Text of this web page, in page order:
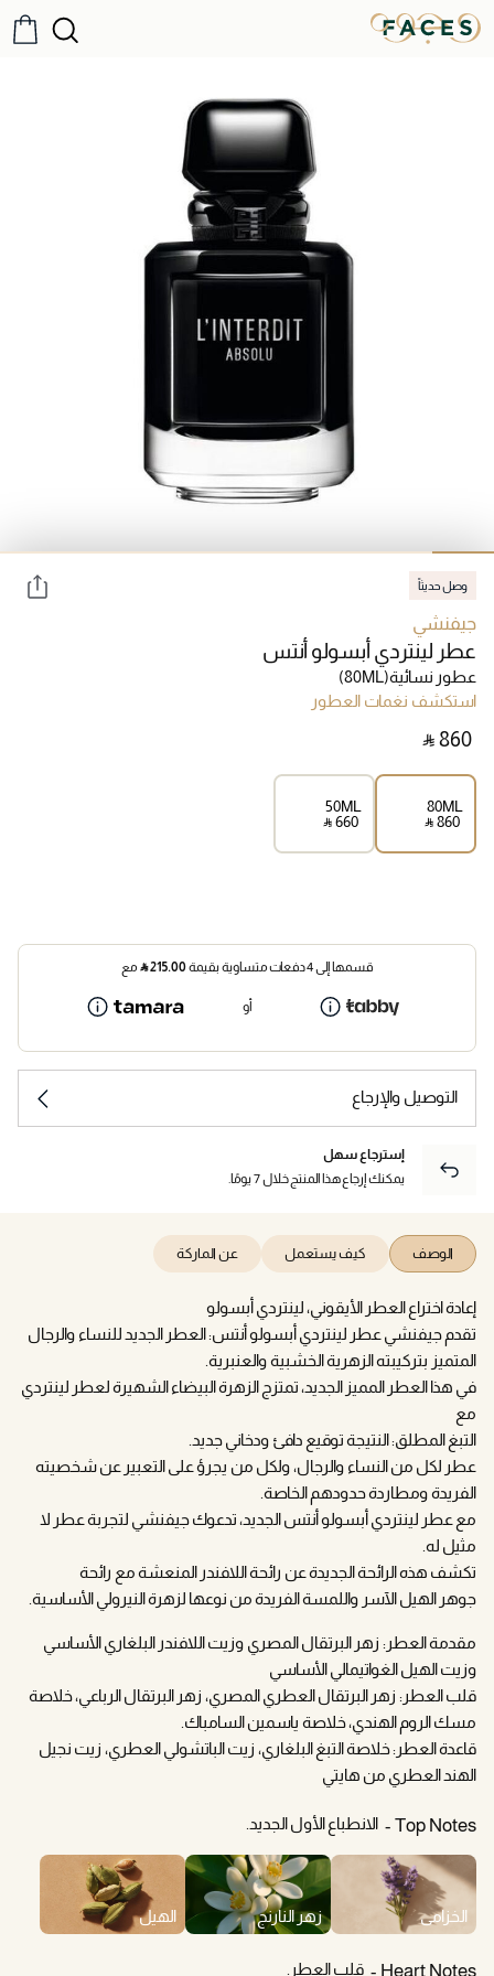
وصل حديثاً
جيفنشي
عطر لينتردي أبسولو أنتس
عطور نسائية(80ML)
استكشف نغمات العطور
‎ ⃁ ⁦860⁩ ‎
80ML
‎ ⃁ ⁦860⁩ ‎
50ML
‎ ⃁ ⁦660⁩ ‎
قسمها إلى 4 دفعات متساوية بقيمة 215.00
⃁ مع
أو
التوصيل والإرجاع
إسترجاع سهل
يمكنك إرجاع هذا المنتج خلال 7 يومًا.
الوصف كيف يستعمل عن الماركة
إعادة اختراع العطر الأيقوني، لينتردي أبسولو
تقدم جيفنشي عطر لينتردي أبسولو أنتس: العطر الجديد للنساء والرجال
المتميز بتركيبته الزهرية الخشبية والعنبرية.
في هذا العطر المميز الجديد، تمتزج الزهرة البيضاء الشهيرة لعطر لينتردي
مع
التبغ المطلق: النتيجة توقيع دافئ ودخاني جديد.
عطر لكل من النساء والرجال، ولكل من يجرؤ على التعبير عن شخصيته
الفريدة ومطاردة حدودهم الخاصة.
مع عطر لينتردي أبسولو أنتس الجديد، تدعوك جيفنشي لتجربة عطر لا
مثيل له.
تكشف هذه الرائحة الجديدة عن رائحة اللافندر المنعشة مع رائحة
جوهر الهيل الآسر واللمسة الفريدة من نوعها لزهرة النيرولي الأساسية.
مقدمة العطر: زهر البرتقال المصري وزيت اللافندر البلغاري الأساسي
وزيت الهيل الغواتيمالي الأساسي
قلب العطر: زهر البرتقال العطري المصري، زهر البرتقال الرباعي، خلاصة
مسك الروم الهندي، خلاصة ياسمين السامباك.
قاعدة العطر: خلاصة التبغ البلغاري، زيت الباتشولي العطري، زيت نجيل
الهند العطري من هايتي
Top Notes الانطباع الأول الجديد.
الخزامى زهر النارنج الهيل
Heart Notes قلب العطر.